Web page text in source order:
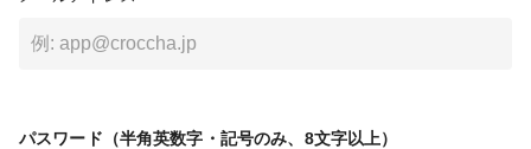
パスワード（半角英数字・記号のみ、8文字以上）